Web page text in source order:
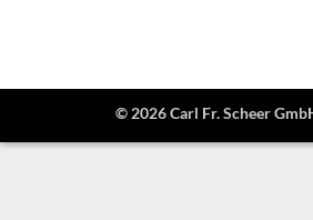
© 2026 Carl Fr. Scheer